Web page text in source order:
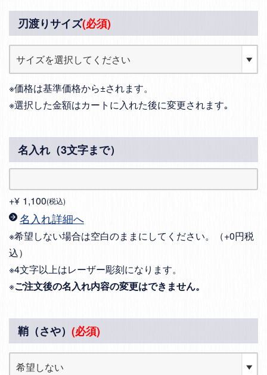
刃渡りサイズ(必須)
※価格は基準価格から±されます。
※選択した金額はカートに入れた後に変更されます｡
名入れ（3文字まで）
+¥ 1,100 税込
名入れ詳細へ
※希望しない場合は空白のままにしてください。（+0円税
込）
※4文字以上はレーザー彫刻になります。
※ご注文後の名入れ内容の変更はできません。
鞘（さや） (必須)